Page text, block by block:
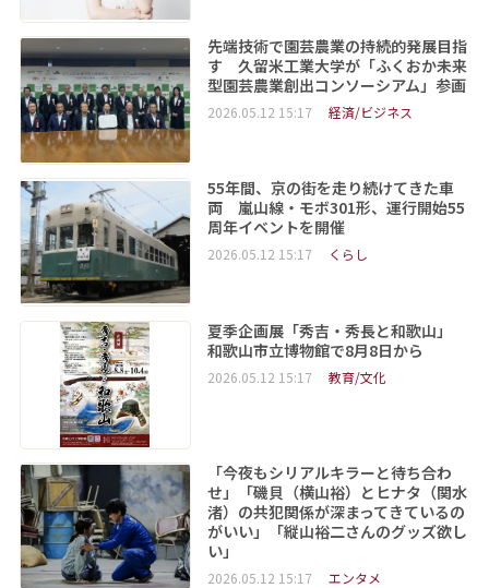
先端技術で園芸農業の持続的発展目指
す 久留米工業大学が「ふくおか未来
型園芸農業創出コンソーシアム」参画
2026.05.12 15:17 経済/ビジネス
55年間、京の街を走り続けてきた車
両 嵐山線・モボ301形、運行開始55
周年イベントを開催
2026.05.12 15:17 くらし
夏季企画展「秀吉・秀長と和歌山」
和歌山市立博物館で8月8日から
2026.05.12 15:17 教育/文化
「今夜もシリアルキラーと待ち合わ
せ」「磯貝（横山裕）とヒナタ（関水
渚）の共犯関係が深まってきているの
がいい」「縦山裕二さんのグッズ欲し
い」
2026.05.12 15:17 エンタメ